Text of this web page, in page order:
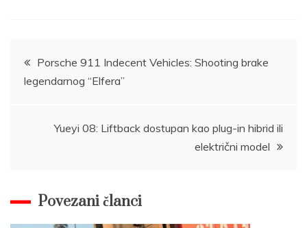
Post
navigation
Porsche 911 Indecent Vehicles: Shooting brake
legendarnog “Elfera”
Yueyi 08: Liftback dostupan kao plug-in hibrid ili
električni model
Povezani članci